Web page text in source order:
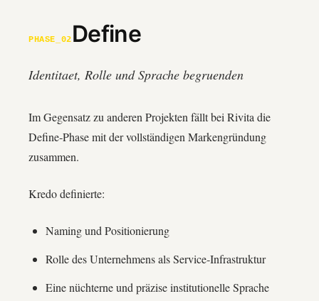
PHASE_02 Define
Identitaet, Rolle und Sprache begruenden
Im Gegensatz zu anderen Projekten fällt bei Rivita die
Define‑Phase mit der vollständigen Marken­gründung
zusammen.
Kredo definierte:
Naming und Positionierung
Rolle des Unternehmens als Service‑Infrastruktur
Eine nüchterne und präzise institutionelle Sprache